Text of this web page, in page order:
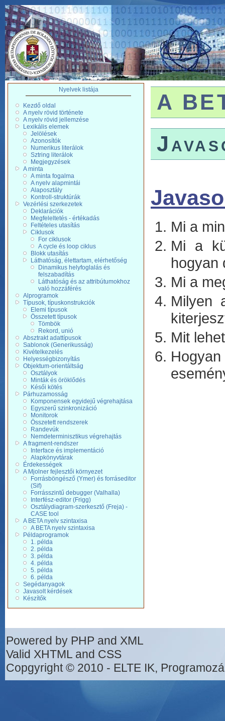
Nyelvek listája
Kezdő oldal
A nyelv rövid története
A nyelv rövid jellemzése
Lexikális elemek
Jelölések
Azonosítók
Numerikus literálok
Sztring literálok
Megjegyzések
A minta
A minta fogalma
A nyelv alapmintái
Alaposztály
Kontroll-struktúrák
Vezérlési szerkezetek
Deklarációk
Megfeleltetés - értékadás
Feltételes utasítás
Ciklusok
For ciklusok
A cycle és loop ciklus
Blokk utasítás
Láthatóság, élettartam, elérhetőség
Dinamikus helyfoglalás és
felszabadítás
Láthatóság és az attribútumokhoz
való hozzáférés
Alprogramok
Típusok, típuskonstrukciók
Elemi típusok
Összetett típusok
Tömbök
Rekord, unió
Absztrakt adattípusok
Sablonok (Generikusság)
Kivételkezelés
Helyességbizonyítás
Objektum-orientáltság
Osztályok
Minták és öröklődés
Késői kötés
Párhuzamosság
Komponensek egyidejű végrehajtása
Egyszerű szinkronizáció
Monitorok
Összetett rendszerek
Randevúk
Nemdeterminisztikus végrehajtás
A fragment-rendszer
Interface és implementáció
Alapkönyvtárak
Érdekességek
A Mjolner fejlesztői környezet
Forrásböngésző (Ymer) és forráseditor
(Sif)
Forrásszintű debugger (Valhalla)
Interfész-editor (Frigg)
Osztálydiagram-szerkesztő (Freja) -
CASE tool
A BETA nyelv szintaxisa
A BETA nyelv szintaxisa
Példaprogramok
1. példa
2. példa
3. példa
4. példa
5. példa
6. példa
Segédanyagok
Javasolt kérdések
Készítők
A
Mi a
Mi a
hogyan
Mi a
Milyen
Mit
Powered by PHP and XML
Valid XHTML and CSS
Copgyright © 2010 - ELTE IK,